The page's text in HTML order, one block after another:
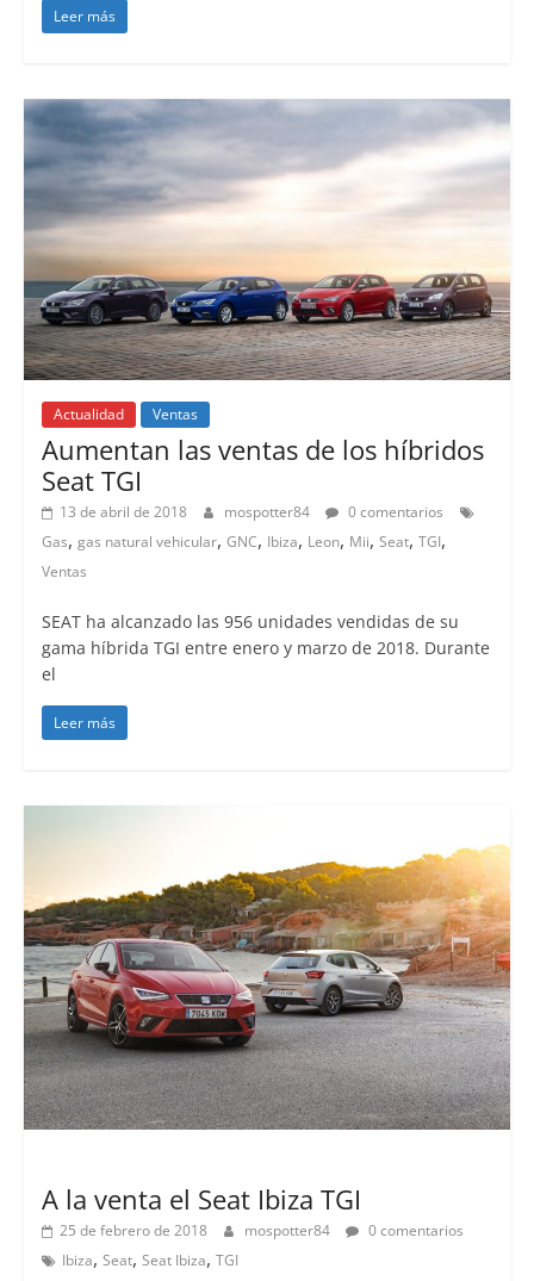
Leer más
Actualidad Ventas
Aumentan las ventas de los híbridos
Seat TGI
13 de abril de 2018 mospotter84
0 comentarios
Gas, gas natural vehicular, GNC, Ibiza, Leon, Mii, Seat, TGI,
Ventas
SEAT ha alcanzado las 956 unidades vendidas de su
gama híbrida TGI entre enero y marzo de 2018. Durante
el
Leer más
A la venta el Seat Ibiza TGI
25 de febrero de 2018 mospotter84
0 comentarios
Ibiza, Seat, Seat Ibiza, TGI